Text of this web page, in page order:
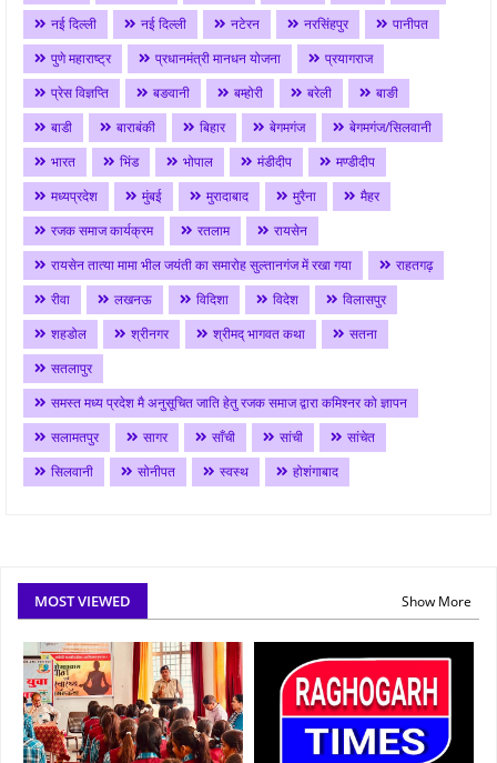
नई दिल्ली
नई दिल्ली नटेरन नरसिंहपुर
पानीपत
पुणे महाराष्ट्र
प्रधानमंत्री मानधन योजना
प्रयागराज
प्रेस विज्ञप्ति
बङवानी बम्होरी बरेली
बाङी
बाडी
बाराबंकी बिहार बेगमगंज
बेगमगंज/सिलवानी
भारत
भिंड भोपाल मंडीदीप
मण्डीदीप
मध्यप्रदेश
मुंबई मुरादाबाद मुरैना
मैहर
रजक समाज कार्यक्रम
रतलाम
रायसेन
रायसेन तात्या मामा भील जयंती का समारोह सुल्तानगंज में रखा गया
राहतगढ़
रीवा
लखनऊ विदिशा विदेश
विलासपुर
शहडोल
श्रीनगर श्रीमद् भागवत कथा
सतना
सतलापुर
समस्त मध्य प्रदेश मै अनुसूचित जाति हेतु रजक समाज द्वारा कमिश्नर को ज्ञापन
सलामतपुर
सागर साँची सांची
सांचेत
सिलवानी
सोनीपत स्वस्थ होशंगाबाद
MOST VIEWED Show More